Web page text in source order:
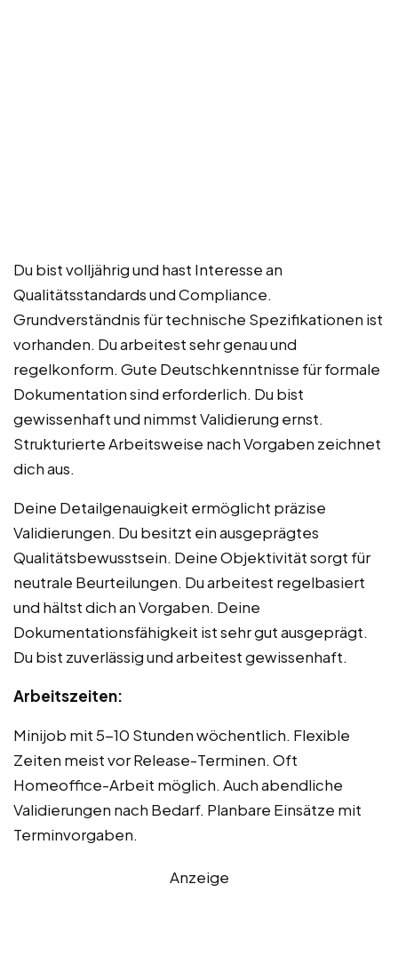
Du bist volljährig und hast Interesse an
Qualitätsstandards und Compliance.
Grundverständnis für technische Spezifikationen ist
vorhanden. Du arbeitest sehr genau und
regelkonform. Gute Deutschkenntnisse für formale
Dokumentation sind erforderlich. Du bist
gewissenhaft und nimmst Validierung ernst.
Strukturierte Arbeitsweise nach Vorgaben zeichnet
dich aus.
Deine Detailgenauigkeit ermöglicht präzise
Validierungen. Du besitzt ein ausgeprägtes
Qualitätsbewusstsein. Deine Objektivität sorgt für
neutrale Beurteilungen. Du arbeitest regelbasiert
und hältst dich an Vorgaben. Deine
Dokumentationsfähigkeit ist sehr gut ausgeprägt.
Du bist zuverlässig und arbeitest gewissenhaft.
Arbeitszeiten:
Minijob mit 5-10 Stunden wöchentlich. Flexible
Zeiten meist vor Release-Terminen. Oft
Homeoffice-Arbeit möglich. Auch abendliche
Validierungen nach Bedarf. Planbare Einsätze mit
Terminvorgaben.
Anzeige